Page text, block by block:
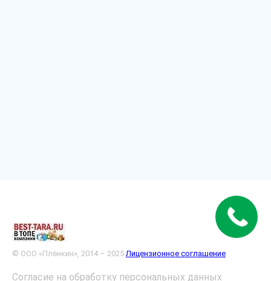
© ООО «Плёнкин», 2014 – 2025 Лицензионное соглашение
Согласие на обработку персональных данных